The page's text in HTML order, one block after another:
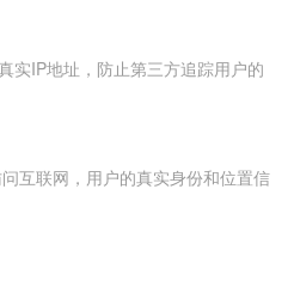
实IP地址，防止第三方追踪用户的
互联网，用户的真实身份和位置信